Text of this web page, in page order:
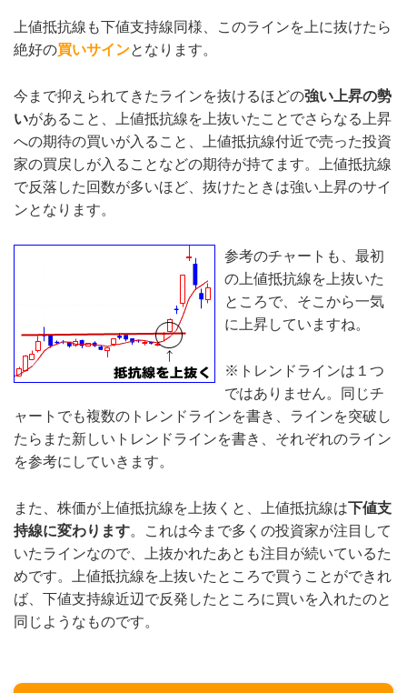
上値抵抗線も下値支持線同様、このラインを上に抜けたら
絶好の買いサインとなります。
今まで抑えられてきたラインを抜けるほどの強い上昇の勢
いがあること、上値抵抗線を上抜いたことでさらなる上昇
への期待の買いが入ること、上値抵抗線付近で売った投資
家の買戻しが入ることなどの期待が持てます。上値抵抗線
で反落した回数が多いほど、抜けたときは強い上昇のサイ
ンとなります。
参考のチャートも、最初
の上値抵抗線を上抜いた
ところで、そこから一気
に上昇していますね。
※トレンドラインは１つ
ではありません。同じチ
ャートでも複数のトレンドラインを書き、ラインを突破し
たらまた新しいトレンドラインを書き、それぞれのライン
を参考にしていきます。
また、株価が上値抵抗線を上抜くと、上値抵抗線は下値支
持線に変わります。これは今まで多くの投資家が注目して
いたラインなので、上抜かれたあとも注目が続いているた
めです。上値抵抗線を上抜いたところで買うことができれ
ば、下値支持線近辺で反発したところに買いを入れたのと
同じようなものです。